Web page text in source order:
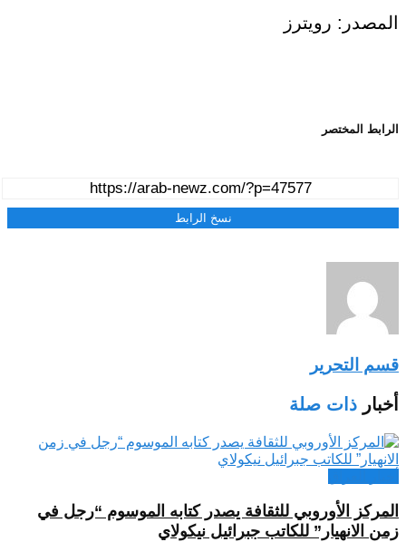
المصدر: رويترز
الرابط المختصر
نسخ الرابط
قسم التحرير
أخبار ذات صلة
المركز الأوروبي للثقافة يصدر كتابه الموسوم “رجل في
زمن الانهيار” للكاتب جبرائيل نيكولاي